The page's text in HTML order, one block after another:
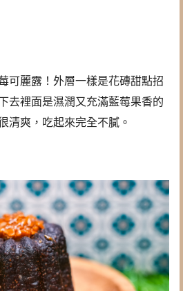
可麗露！外層一樣是花磚甜點招
去裡面是濕潤又充滿藍莓果香的
清爽，吃起來完全不膩。